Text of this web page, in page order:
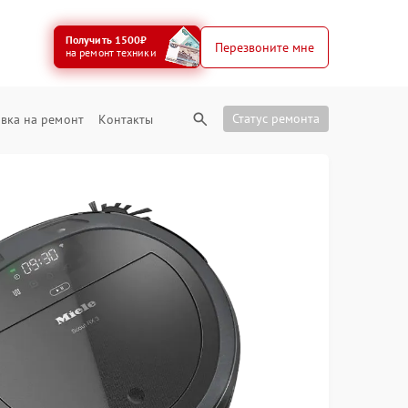
Получить 1500₽
на ремонт техники
Перезвоните мне
на ремонт Контакты Статус ремонта